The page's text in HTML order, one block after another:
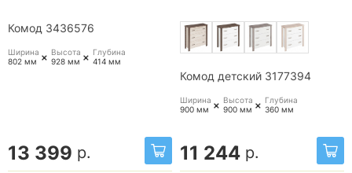
Комод 3436576
Ширина
802 мм+Высота
928 мм+Глубина
414 мм
13 399 р.
Комод детский 3177394
Ширина
900 мм+Высота
900 мм+Глубина
360 мм
11 244 р.